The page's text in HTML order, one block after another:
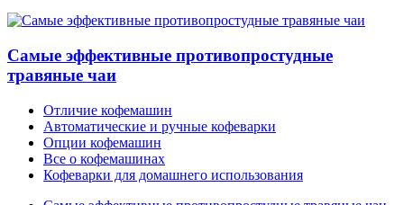
Самые эффективные противопростудные
травяные чаи
Отличие кофемашин
Автоматические и ручные кофеварки
Опции кофемашин
Все о кофемашинах
Кофеварки для домашнего использования